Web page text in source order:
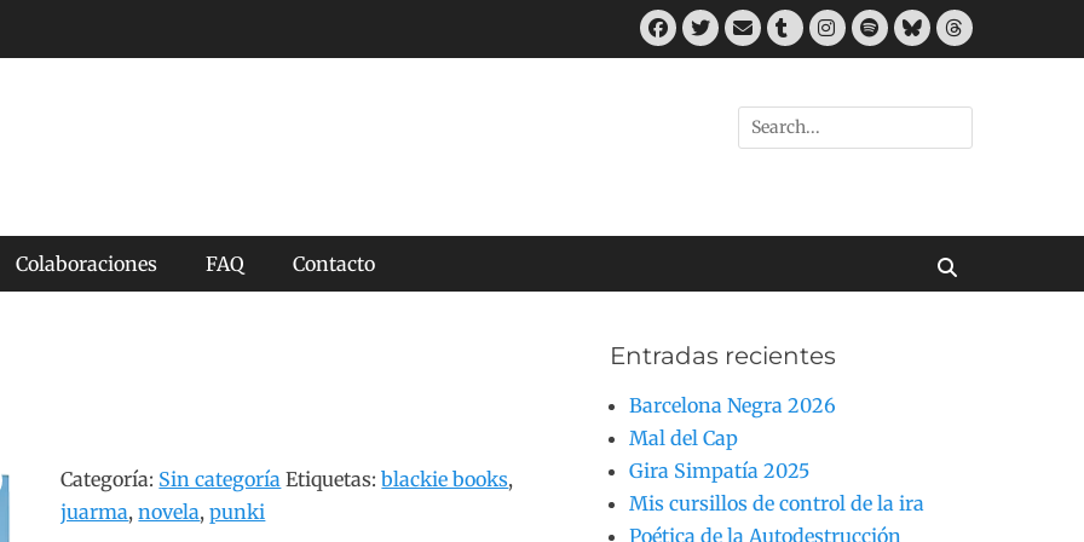
Facebook
TwitterCorreo
electrónico
TumblrInstagram
Spotify
BlueskyThreads
Buscar
por:
Colaboraciones FAQ Contacto
Categoría: Sin categoría Etiquetas:blackie books,
juarma,novela,punki
Entradas recientes
Barcelona Negra 2026
Mal del Cap
Gira Simpatía 2025
Mis cursillos de control de la ira
Poética de la Autodestrucción